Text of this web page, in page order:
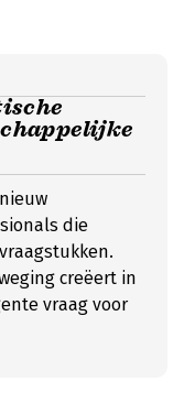
die
creëert in
vraag voor